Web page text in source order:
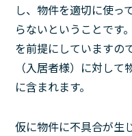
し、物件を適切に使っ
らないということです
を前提にしていますの
（入居者様）に対して
に含まれます。
仮に物件に不具合が生